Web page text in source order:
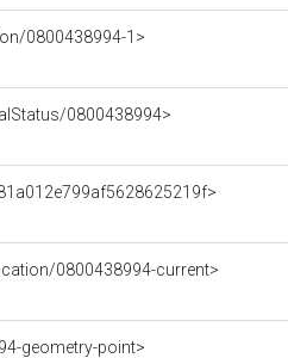
0800438994-1>
0800438994>
0800438994-current>
geometry-point>